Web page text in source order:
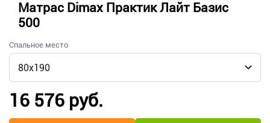
Матрас Dimax Практик Лайт Базис
500
Спальное место
16 576 руб.